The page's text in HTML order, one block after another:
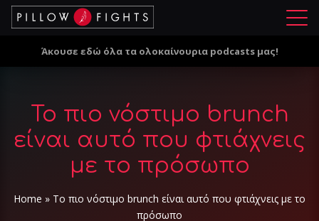
Μ
ο
Άκουσε εδώ όλα τα ολοκαίνουρια podcasts μας!
Το πιο νόστιμο brunch
είναι αυτό που φτιάχνεις
με το πρόσωπο
Home » Το πιο νόστιμο brunch είναι αυτό που φτιάχνεις με το
πρόσωπο